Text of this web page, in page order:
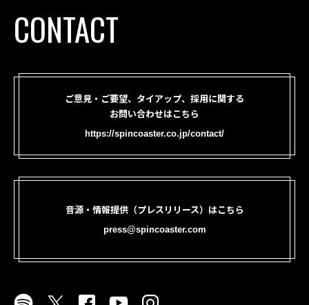
CONTACT
ご意見・ご要望、タイアップ、採用に関する
お問い合わせはこちら
https://spincoaster.co.jp/contact/
音源・情報提供（プレスリリース）はこちら
press@spincoaster.com